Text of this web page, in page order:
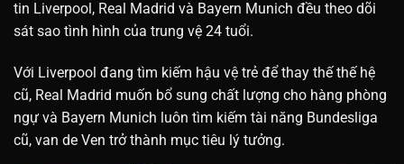
tin Liverpool, Real Madrid và Bayern Munich đều theo dõi
sát sao tình hình của trung vệ 24 tuổi.
Với Liverpool đang tìm kiếm hậu vệ trẻ để thay thế thế hệ
cũ, Real Madrid muốn bổ sung chất lượng cho hàng phòng
ngự và Bayern Munich luôn tìm kiếm tài năng Bundesliga
cũ, van de Ven trở thành mục tiêu lý tưởng.